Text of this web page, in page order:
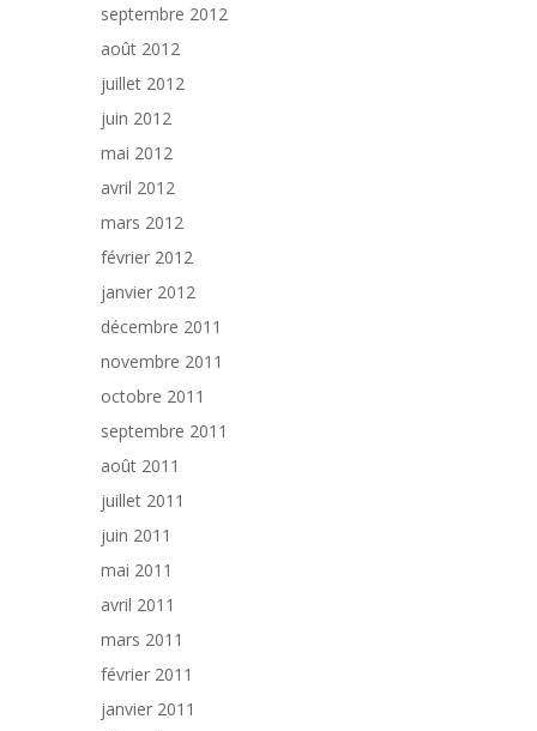
septembre 2012
août 2012
juillet 2012
juin 2012
mai 2012
avril 2012
mars 2012
février 2012
janvier 2012
décembre 2011
novembre 2011
octobre 2011
septembre 2011
août 2011
juillet 2011
juin 2011
mai 2011
avril 2011
mars 2011
février 2011
janvier 2011